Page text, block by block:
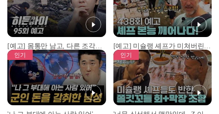
[예고] 몸통만 남고, 다른 조각은 어디에..? 시화호에서 드러난 충격적인 토막 살인사건! [예고] 미슐랭 셰프가 미쳐버린 이유! 본능이 깨어난 사건은?
인기 인기